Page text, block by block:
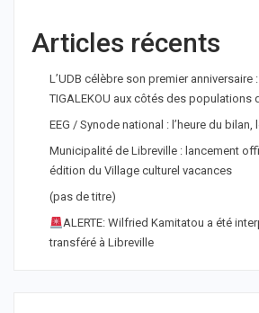
Articles récents
L’UDB célèbre son premier anniversaire
TIGALEKOU aux côtés des populations
EEG / Synode national : l’heure du bilan,
Municipalité de Libreville : lancement
édition du Village culturel vacances
(pas de titre)
ALERTE: Wilfried Kamitatou a été
transféré à Libreville